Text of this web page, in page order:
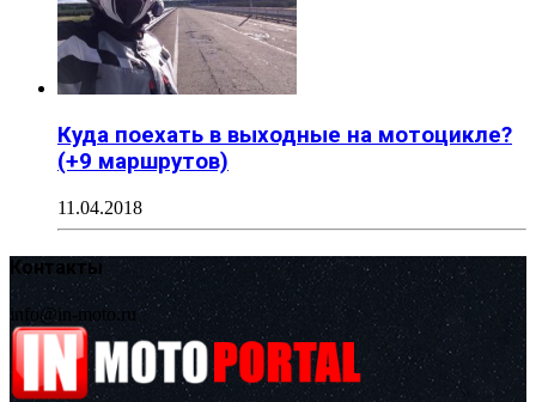
Куда поехать в выходные на мотоцикле?
(+9 маршрутов)
11.04.2018
Контакты
info@in-moto.ru